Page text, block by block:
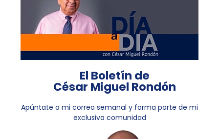
El Boletín de
César Miguel Rondón
Apúntate a mi correo semanal y forma parte de mi
exclusiva comunidad